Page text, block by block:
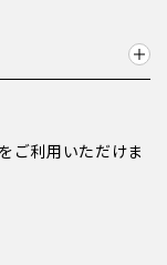
ご利用いただけま